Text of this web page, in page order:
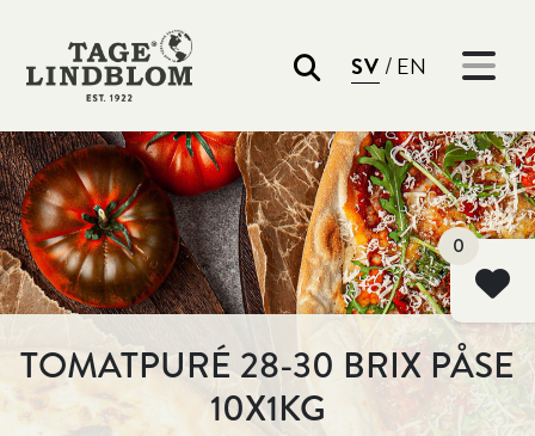
0
SV/EN
TOMATPURÉ 28-30 BRIX PÅSE
10X1KG